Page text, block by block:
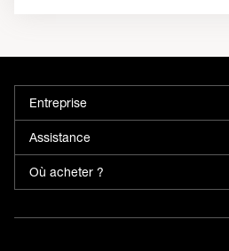
Entreprise
Assistance
Où acheter ?